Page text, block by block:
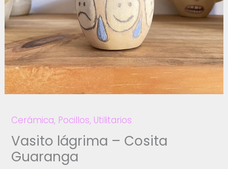
Cerámica, Pocillos, Utilitarios
Vasito lágrima – Cosita
Guaranga